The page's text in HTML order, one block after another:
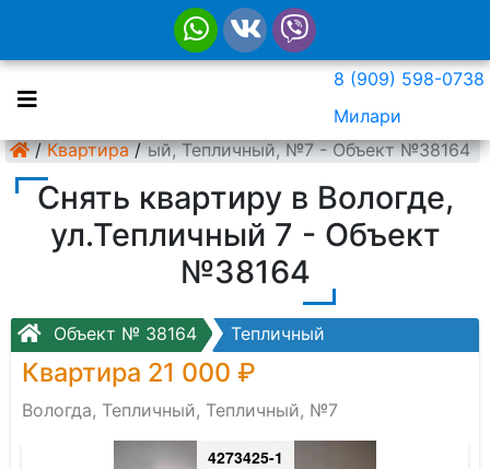
8 (909) 598-0738
Милари
/ Квартира /
Тепличный, Тепличный, №7 - Объект №38164
Снять квартиру в Вологде,
ул.Тепличный 7 - Объект
№38164
Объект № 38164 Тепличный
Квартира 21 000 ₽
Вологда, Тепличный, Тепличный, №7
4273425-1